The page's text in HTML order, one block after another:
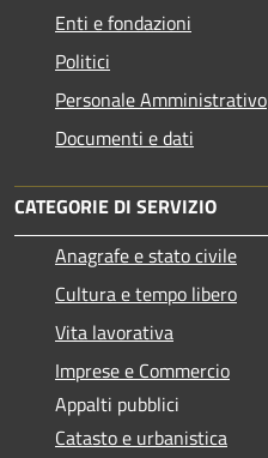
Enti e fondazioni
Politici
Personale Amministrativo
Documenti e dati
CATEGORIE DI SERVIZIO
Anagrafe e stato civile
Cultura e tempo libero
Vita lavorativa
Imprese e Commercio
Appalti pubblici
Catasto e urbanistica